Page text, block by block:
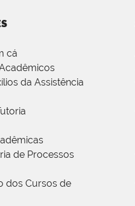
cá
da Assistência
de Processos
dos Cursos de